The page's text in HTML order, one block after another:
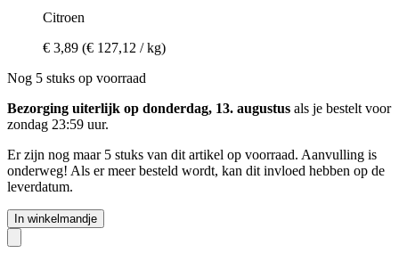
Citroen
€ 3,89 (€ 127,12 / kg)
Nog 5 stuks op voorraad
Bezorging uiterlijk op donderdag, 13. augustus als je bestelt voor
zondag 23:59 uur.
Er zijn nog maar 5 stuks van dit artikel op voorraad. Aanvulling is
onderweg! Als er meer besteld wordt, kan dit invloed hebben op de
leverdatum.
In winkelmandje